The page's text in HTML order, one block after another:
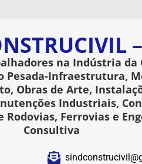
na Indústria da
Pesada-Infraestrutura,
Obras de Arte,
Industriais,
Rodovias, Ferrovias e
Consultiva